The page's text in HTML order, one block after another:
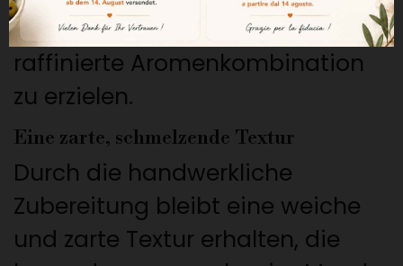
um eine einzigartige und
raffinierte Aromenkombination
zu erzielen.
Eine zarte, schmelzende Textur
Durch die handwerkliche
Zubereitung bleibt eine weiche
und zarte Textur erhalten, die